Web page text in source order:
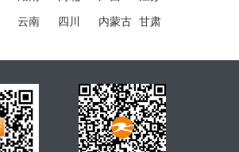
云南 四川 内蒙古 甘肃